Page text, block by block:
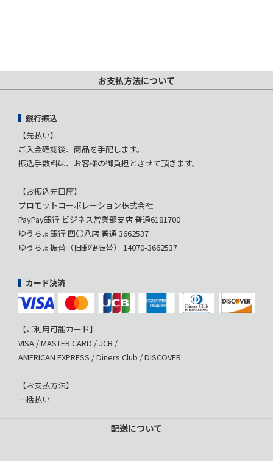
お支払方法について
銀行振込
【先払い】
ご入金確認後、商品を手配します。
振込手数料は、お客様の御負担とさせて頂きます。
【お振込先口座】
プロモットコーポレーション株式会社
PayPay銀行 ビジネス営業部支店 普通6181700
ゆうちょ銀行 四〇八店 普通 3662537
ゆうちょ振替（旧郵便振替） 14070-3662537
カード決済
【ご利用可能カード】
VISA / MASTER CARD / JCB /
AMERICAN EXPRESS / Diners Club / DISCOVER
【お支払方法】
一括払い
配送について